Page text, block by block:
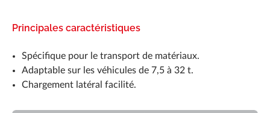
Principales caractéristiques
Spécifique pour le transport de matériaux.
Adaptable sur les véhicules de 7,5 à 32 t.
Chargement latéral facilité.